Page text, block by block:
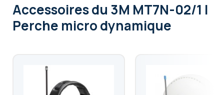
Accessoiresdu 3M MT7N-02/1 |
Perche micro dynamique